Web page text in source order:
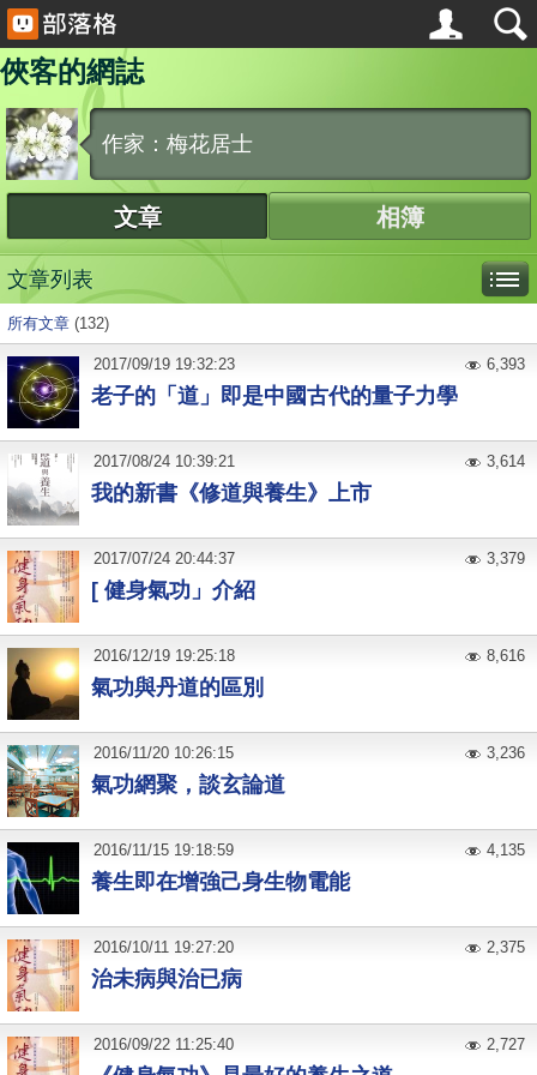
俠客的網誌
作家：梅花居士
文章 相簿
文章列表
所有文章 (132)
老子的「道」即是中國古代的量子力學
2017/09/19 19:32:23 6,393
我的新書《修道與養生》上市
2017/08/24 10:39:21 3,614
[ 健身氣功」介紹
2017/07/24 20:44:37 3,379
氣功與丹道的區別
2016/12/19 19:25:18 8,616
氣功網聚，談玄論道
2016/11/20 10:26:15 3,236
養生即在增強己身生物電能
2016/11/15 19:18:59 4,135
治未病與治已病
2016/10/11 19:27:20 2,375
2016/09/22 11:25:40 2,727